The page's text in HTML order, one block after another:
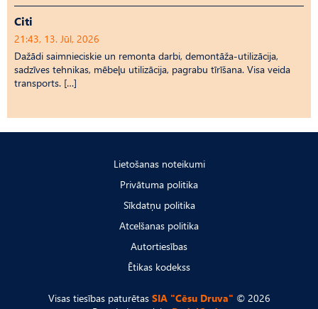
Citi
21:43, 13. Jūl, 2026
Dažādi saimnieciskie un remonta darbi, demontāža-utilizācija,
sadzīves tehnikas, mēbeļu utilizācija, pagrabu tīrīšana. Visa veida
transports. […]
Lietošanas noteikumi
Privātuma politika
Sīkdatņu politika
Atcelšanas politika
Autortiesības
Ētikas kodekss
Visas tiesības paturētas SIA "Cēsu Druva" © 2026